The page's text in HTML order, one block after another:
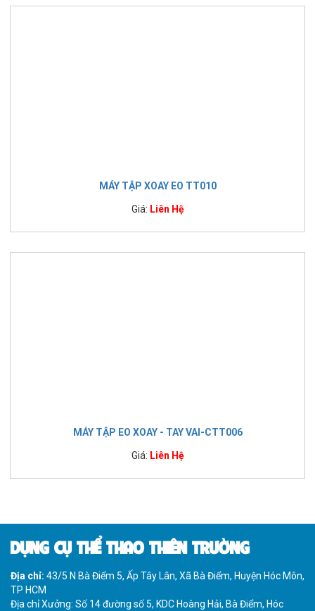
MÁY TẬP XOAY EO TT010
Giá: Liên Hệ
MÁY TẬP EO XOAY - TAY VAI-CTT006
Giá: Liên Hệ
DỤNG CỤ THỂ THAO THIÊN TRƯỜNG
Địa chỉ: 43/5 N Bà Điểm 5, Ấp Tây Lân, Xã Bà Điểm, Huyện Hóc Môn,
TP HCM
Địa chỉ Xưởng: Số 14 đường số 5, KDC Hoàng Hải, Bà Điểm, Hóc